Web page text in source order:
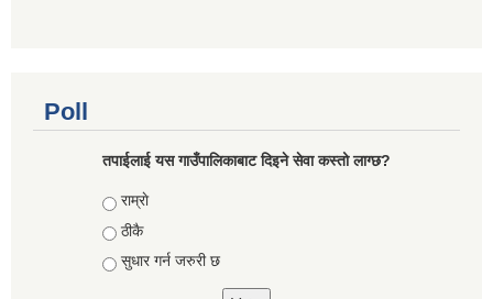
Poll
तपाईलाई यस गाउँपालिकाबाट दिइने सेवा कस्तो लाग्छ?
Choices
राम्राे
ठीकै
सुधार गर्न जरुरी छ